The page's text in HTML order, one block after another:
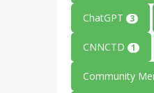
ChatGPT 3
CNNCTD 1
Community